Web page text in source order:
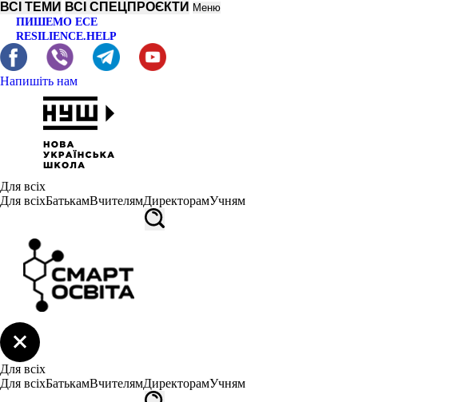
ВСІ ТЕМИ ВСІ СПЕЦПРОЄКТИ Меню
ПИШЕМО ЕСЕ
RESILIENCE.HELP
Напишіть нам
Для всіх
Для всіхБатькамВчителямДиректорамУчням
Для всіх
Для всіхБатькамВчителямДиректорамУчням